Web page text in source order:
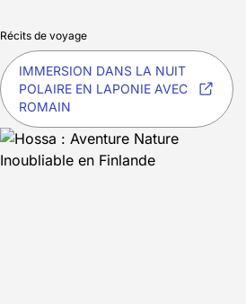
Récits de voyage
IMMERSION DANS LA NUIT
POLAIRE EN LAPONIE AVEC
ROMAIN